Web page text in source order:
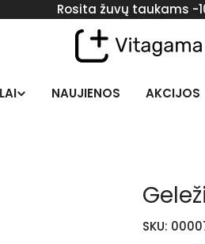
Rosita žuvų taukams -
NAUJIENOS AKCIJOS
SKU: